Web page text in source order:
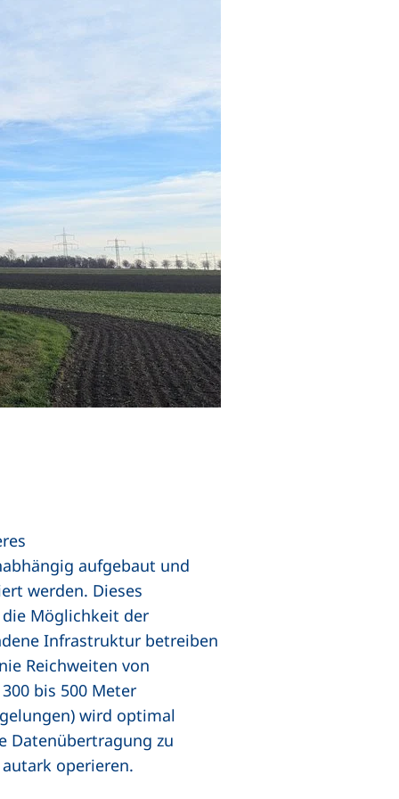
aufgebaut und
werden. Dieses
Möglichkeit der
Infrastruktur betreiben
Reichweiten von
bis 500 Meter
wird optimal
Datenübertragung zu
operieren.